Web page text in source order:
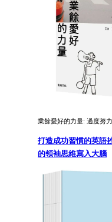
業餘愛好的力量: 過度努
打造成功習慣的英語
的領袖思維寫入大腦